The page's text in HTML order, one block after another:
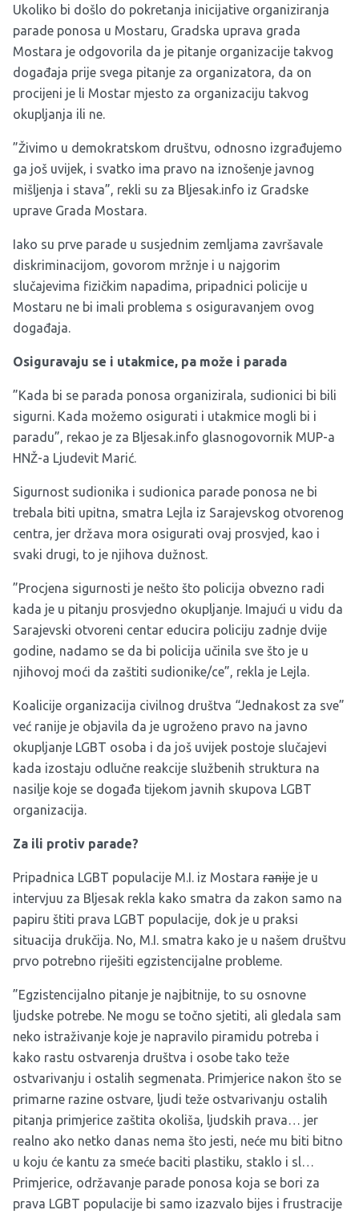
Ukoliko bi došlo do pokretanja inicijative organiziranja
parade ponosa u Mostaru, Gradska uprava grada
Mostara je odgovorila da je pitanje organizacije takvog
događaja prije svega pitanje za organizatora, da on
procijeni je li Mostar mjesto za organizaciju takvog
okupljanja ili ne.
”Živimo u demokratskom društvu, odnosno izgrađujemo
ga još uvijek, i svatko ima pravo na iznošenje javnog
mišljenja i stava”, rekli su za Bljesak.info iz Gradske
uprave Grada Mostara.
Iako su prve parade u susjednim zemljama završavale
diskriminacijom, govorom mržnje i u najgorim
slučajevima fizičkim napadima, pripadnici policije u
Mostaru ne bi imali problema s osiguravanjem ovog
događaja.
Osiguravaju se i utakmice, pa može i parada
”Kada bi se parada ponosa organizirala, sudionici bi bili
sigurni. Kada možemo osigurati i utakmice mogli bi i
paradu”, rekao je za Bljesak.info glasnogovornik MUP-a
HNŽ-a Ljudevit Marić.
Sigurnost sudionika i sudionica parade ponosa ne bi
trebala biti upitna, smatra Lejla iz Sarajevskog otvorenog
centra, jer država mora osigurati ovaj prosvjed, kao i
svaki drugi, to je njihova dužnost.
”Procjena sigurnosti je nešto što policija obvezno radi
kada je u pitanju prosvjedno okupljanje. Imajući u vidu da
Sarajevski otvoreni centar educira policiju zadnje dvije
godine, nadamo se da bi policija učinila sve što je u
njihovoj moći da zaštiti sudionike/ce”, rekla je Lejla.
Koalicije organizacija civilnog društva “Jednakost za sve”
već ranije je objavila da je ugroženo pravo na javno
okupljanje LGBT osoba i da još uvijek postoje slučajevi
kada izostaju odlučne reakcije službenih struktura na
nasilje koje se događa tijekom javnih skupova LGBT
organizacija.
Za ili protiv parade?
Pripadnica LGBT populacije M.I. iz Mostara ranije je u
intervjuu za Bljesak rekla kako smatra da zakon samo na
papiru štiti prava LGBT populacije, dok je u praksi
situacija drukčija. No, M.I. smatra kako je u našem društvu
prvo potrebno riješiti egzistencijalne probleme.
”Egzistencijalno pitanje je najbitnije, to su osnovne
ljudske potrebe. Ne mogu se točno sjetiti, ali gledala sam
neko istraživanje koje je napravilo piramidu potreba i
kako rastu ostvarenja društva i osobe tako teže
ostvarivanju i ostalih segmenata. Primjerice nakon što se
primarne razine ostvare, ljudi teže ostvarivanju ostalih
pitanja primjerice zaštita okoliša, ljudskih prava… jer
realno ako netko danas nema što jesti, neće mu biti bitno
u koju će kantu za smeće baciti plastiku, staklo i sl…
Primjerice, održavanje parade ponosa koja se bori za
prava LGBT populacije bi samo izazvalo bijes i frustracije